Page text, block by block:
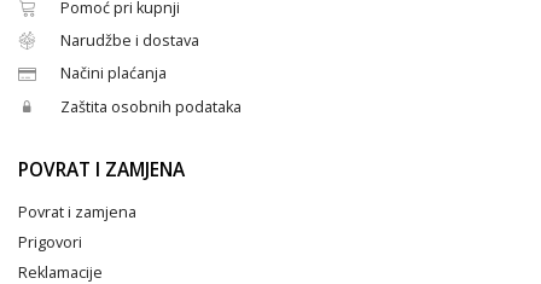
Pomoć pri kupnji
Narudžbe i dostava
Načini plaćanja
Zaštita osobnih podataka
POVRAT I ZAMJENA
Povrat i zamjena
Prigovori
Reklamacije